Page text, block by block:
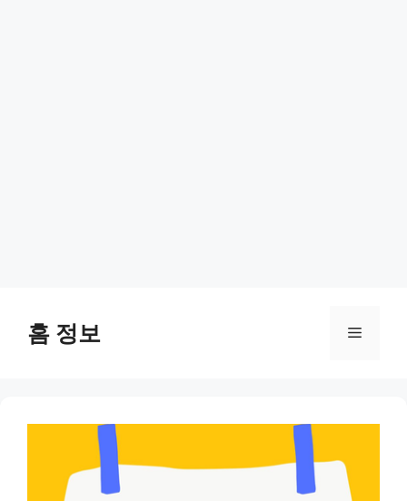
content홈 정보 Menu